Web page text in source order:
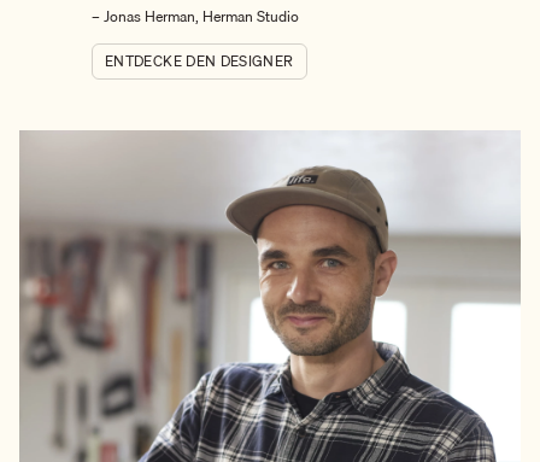
– Jonas Herman, Herman Studio
ENTDECKE DEN DESIGNER